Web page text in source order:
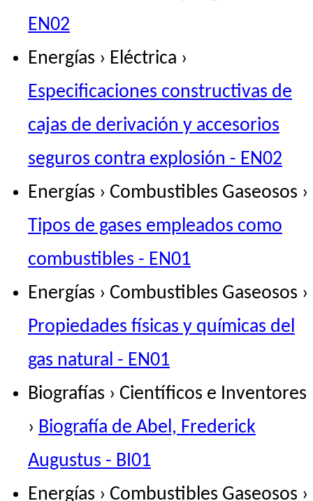
EN02
Energías › Eléctrica ›
Especificaciones constructivas de
cajas de derivación y accesorios
seguros contra explosión - EN02
Energías › Combustibles Gaseosos ›
Tipos de gases empleados como
combustibles - EN01
Energías › Combustibles Gaseosos ›
Propiedades físicas y químicas del
gas natural - EN01
Biografías › Científicos e Inventores
› Biografía de Abel, Frederick
Augustus - BI01
Energías › Combustibles Gaseosos ›